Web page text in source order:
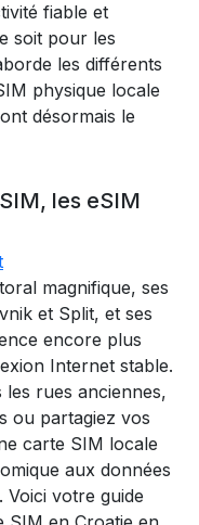
fiable et
soit pour les
les différents
physique locale
désormais le
les eSIM
magnifique, ses
et Split, et ses
encore plus
Internet stable.
rues anciennes,
ou partagiez vos
carte SIM locale
aux données
Voici votre guide